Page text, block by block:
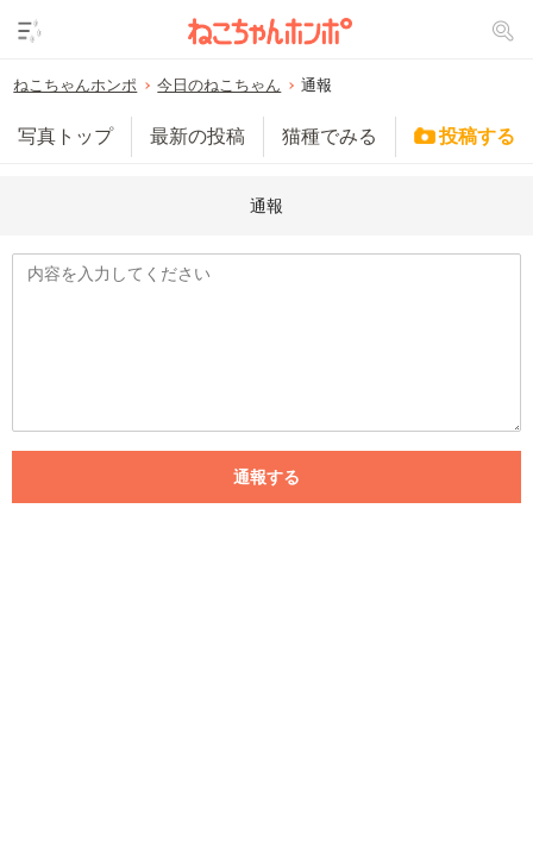
ねこちゃんホンポ 今日のねこちゃん 通報
写真トップ 最新の投稿 猫種でみる 投稿する
通報